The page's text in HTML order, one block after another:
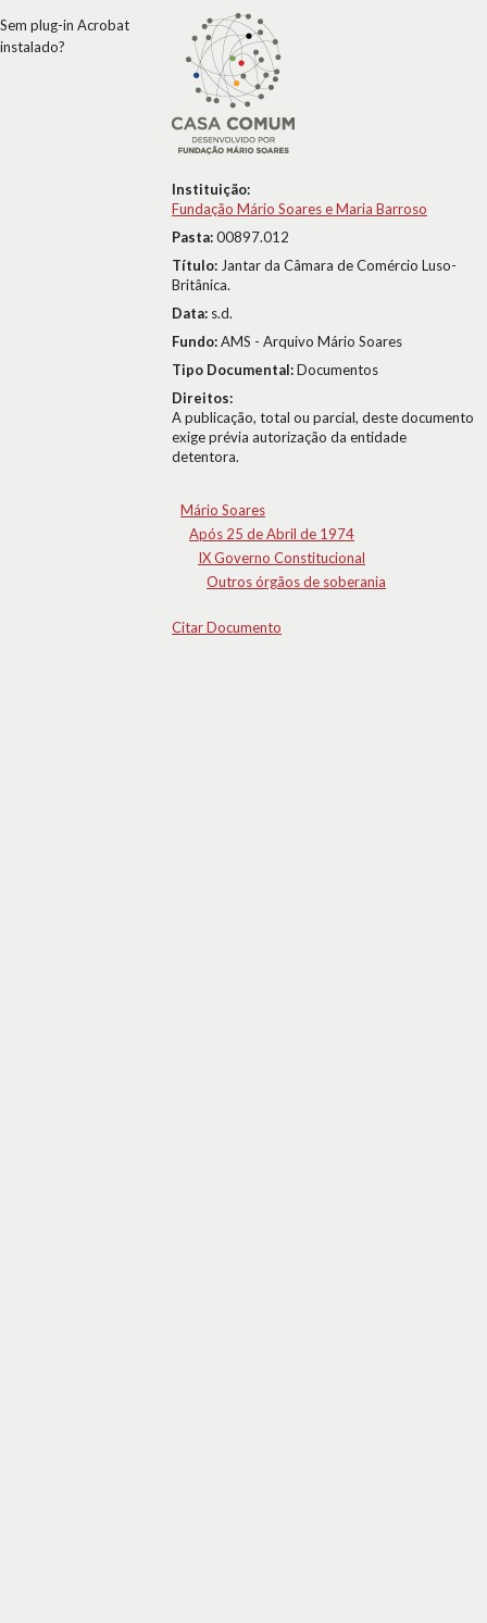
Instituição:
Fundação Mário Soares e Maria Barroso
Pasta:00897.012
Título: Jantar da Câmara de Comércio Luso-
Britânica.
Data: s.d.
Fundo:AMS - Arquivo Mário Soares
Tipo Documental:Documentos
Direitos:
A publicação, total ou parcial, deste documento
exige prévia autorização da entidade
detentora.
Mário Soares
Após 25 de Abril de 1974
IX Governo Constitucional
Outros órgãos de soberania
Citar Documento
Sem plug-in Acrobat
instalado?